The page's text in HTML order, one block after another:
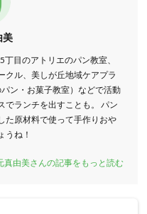
美
目のアトリエのパン教室、
クル、美しが丘地域ケアプラ
ン・お菓子教室）などで活動
でランチを出すことも。 パン
た原材料で使って手作りおや
うね！
真由美さんの記事をもっと読む